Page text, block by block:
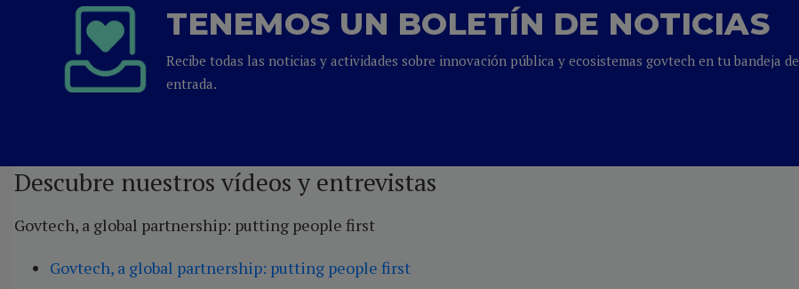
TENEMOS UN BOLETÍN DE NOTICIAS
Recibe todas las noticias y actividades sobre innovación pública y ecosistemas govtech en tu bandeja de
entrada.
Descubre nuestros vídeos y entrevistas
Govtech, a global partnership: putting people first
Govtech, a global partnership: putting people first